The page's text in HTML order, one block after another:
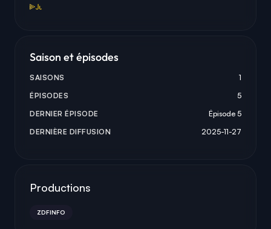
Saison et épisodes
SAISONS
1
ÉPISODES
5
DERNIER ÉPISODE
Épisode 5
DERNIÈRE DIFFUSION
2025-11-27
Productions
ZDFINFO